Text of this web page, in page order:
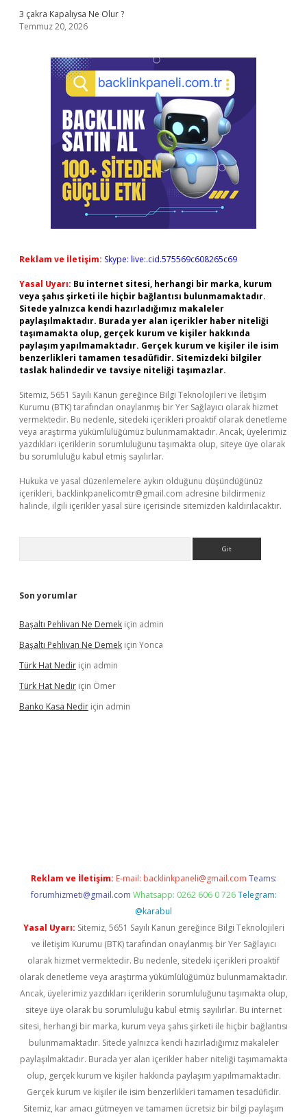
3 çakra Kapalıysa Ne Olur ?
Temmuz 20, 2026
Reklam ve İletişim: Skype: live:.cid.575569c608265c69
Yasal Uyarı: Bu internet sitesi, herhangi bir marka, kurum
veya şahıs şirketi ile hiçbir bağlantısı bulunmamaktadır.
Sitede yalnızca kendi hazırladığımız makaleler
paylaşılmaktadır. Burada yer alan içerikler haber niteliği
taşımamakta olup, gerçek kurum ve kişiler hakkında
paylaşım yapılmamaktadır. Gerçek kurum ve kişiler ile isim
benzerlikleri tamamen tesadüfidir. Sitemizdeki bilgiler
taslak halindedir ve tavsiye niteliği taşımazlar.
Sitemiz, 5651 Sayılı Kanun gereğince Bilgi Teknolojileri ve İletişim
Kurumu (BTK) tarafından onaylanmış bir Yer Sağlayıcı olarak hizmet
vermektedir. Bu nedenle, sitedeki içerikleri proaktif olarak denetleme
veya araştırma yükümlülüğümüz bulunmamaktadır. Ancak, üyelerimiz
yazdıkları içeriklerin sorumluluğunu taşımakta olup, siteye üye olarak
bu sorumluluğu kabul etmiş sayılırlar.
Hukuka ve yasal düzenlemelere aykırı olduğunu düşündüğünüz
içerikleri, backlinkpanelicomtr@gmail.com adresine bildirmeniz
halinde, ilgili içerikler yasal süre içerisinde sitemizden kaldırılacaktır.
Son yorumlar
Başaltı Pehlivan Ne Demek için admin
Başaltı Pehlivan Ne Demek için Yonca
Türk Hat Nedir için admin
Türk Hat Nedir için Ömer
Banko Kasa Nedir için admin
Reklam ve İletişim: E-mail: backlinkpaneli@gmail.com Teams:
forumhizmeti@gmail.com Whatsapp: 0262 606 0 726 Telegram:
@karabul
Yasal Uyarı: Sitemiz, 5651 Sayılı Kanun gereğince Bilgi Teknolojileri
ve İletişim Kurumu (BTK) tarafından onaylanmış bir Yer Sağlayıcı
olarak hizmet vermektedir. Bu nedenle, sitedeki içerikleri proaktif
olarak denetleme veya araştırma yükümlülüğümüz bulunmamaktadır.
Ancak, üyelerimiz yazdıkları içeriklerin sorumluluğunu taşımakta olup,
siteye üye olarak bu sorumluluğu kabul etmiş sayılırlar. Bu internet
sitesi, herhangi bir marka, kurum veya şahıs şirketi ile hiçbir bağlantısı
bulunmamaktadır. Sitede yalnızca kendi hazırladığımız makaleler
paylaşılmaktadır. Burada yer alan içerikler haber niteliği taşımamakta
olup, gerçek kurum ve kişiler hakkında paylaşım yapılmamaktadır.
Gerçek kurum ve kişiler ile isim benzerlikleri tamamen tesadüfidir.
Sitemiz, kar amacı gütmeyen ve tamamen ücretsiz bir bilgi paylaşım